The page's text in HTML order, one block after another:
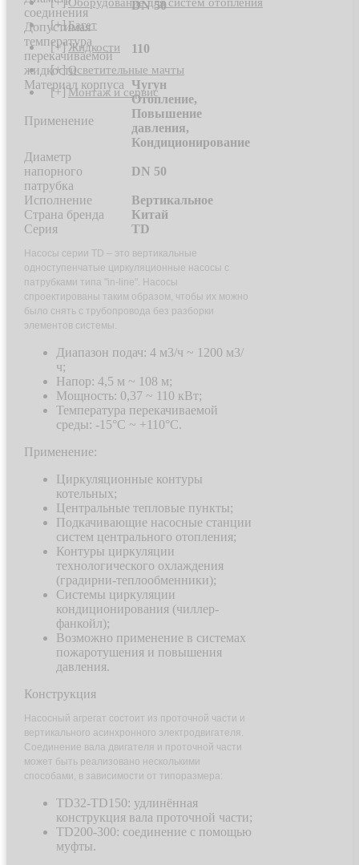
[+]Багет
[+] Жидкости
[+]Осветительные мачты
[+] Монтаж и сервис
соединения
DN 50
Допустимая
температура
перекачиваемой
жидкости
110
Материал корпуса Чугун
Применение
Отопление,
Повышение
давления,
Кондиционирование
Диаметр
напорного
патрубка
DN 50
Исполнение
Вертикальное
Страна бренда
Китай
Серия
TD
Насосы серии TD – это вертикальные
одноступенчатые циркуляционные насосы с
патрубками типа "in-line". Насосы
спроектированы таким образом, чтобы их можно
было снять с трубопровода без разборки
элементов системы.
Диапазон подач: 4 м3/ч ~ 1200 м3/
ч;
Напор: 4,5 м ~ 108 м;
Мощность: 0,37 ~ 110 кВт;
Температура перекачиваемой
среды: -15°С ~ +110°С.
Применение:
Циркуляционные контуры
котельных;
Центральные тепловые пункты;
Подкачивающие насосные станции
систем центрального отопления;
Контуры циркуляции
технологического охлаждения
(градирни-теплообменники);
Системы циркуляции
кондиционирования (чиллер-
фанкойл);
Возможно применение в системах
пожаротушения и повышения
давления.
Конструкция
Насосный агрегат состоит из проточной части и
вертикального асинхронного электродвигателя.
Соединение вала двигателя и проточной части
может быть реализовано несколькими
способами, в зависимости от типоразмера:
TD32-TD150: удлинённая
конструкция вала проточной части;
TD200-300: соединение с помощью
муфты.